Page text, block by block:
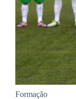
Formação